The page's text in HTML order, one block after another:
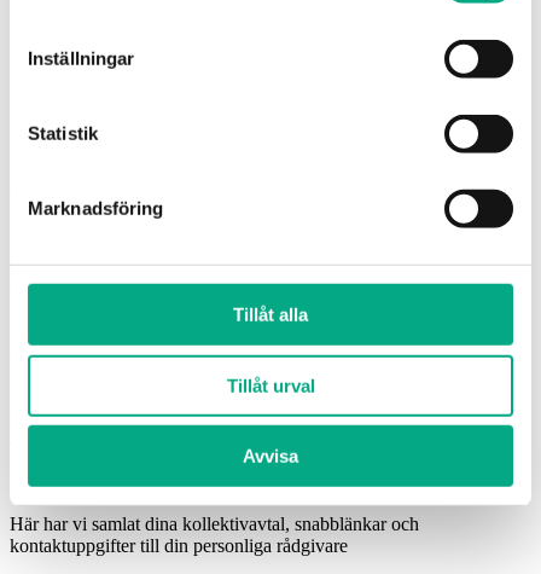
Inställningar
Statistik
Marknadsföring
Tillåt alla
Tillåt urval
Avvisa
HR-Huset
Trygghetsfonderna
Fastigo om: Kompetensförsörjning
För allmänna frågor:
08-676 6900,info@fastigo.se
08-676 6969
Övriga kontaktvägar
Linkedin-in
Min sida
Här har vi samlat dina kollektivavtal, snabblänkar och
kontaktuppgifter till din personliga rådgivare